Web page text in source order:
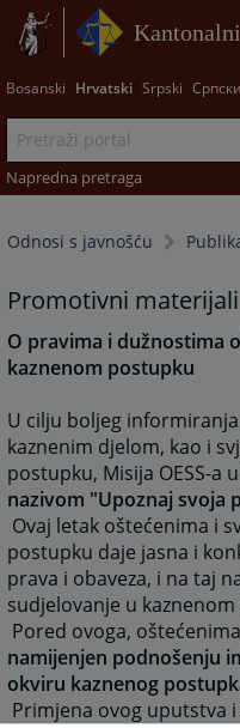
Bosanski Hrvatski Srpski Српски
Napredna pretraga
Odnosi s javnošću
Promotivni materijali
O pravima i dužnostima
kaznenom postupku
U cilju boljeg
kaznenim djelom, kao i
postupku, Misija OESS-a
nazivom "Upoznaj svoja
Ovaj letak oštećenima i
postupku daje jasna i
prava i obaveza, i na taj
sudjelovanje u
Pored ovoga,
namijenjen podnošenju
okviru kaznenog
Primjena ovog uputstva